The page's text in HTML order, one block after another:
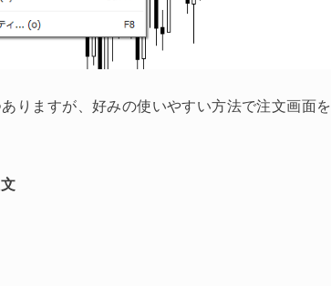
りますが、好みの使いやすい方法で注文画面を